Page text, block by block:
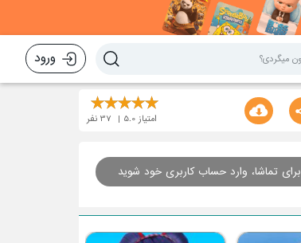
ورود
امتیاز 5.0
37 نفر
برای تماشا، وارد حساب کاربری خود شوید